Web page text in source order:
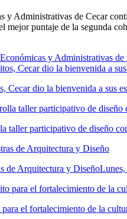
y Administrativas de Cecar
mejor puntaje de la segunda
Cecar dio la bienvenida a sus
taller participativo de diseño
de Arquitectura y Diseño
el fortalecimiento de la